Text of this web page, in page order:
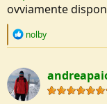
ovviamente
R
c
t
i
o
nolby